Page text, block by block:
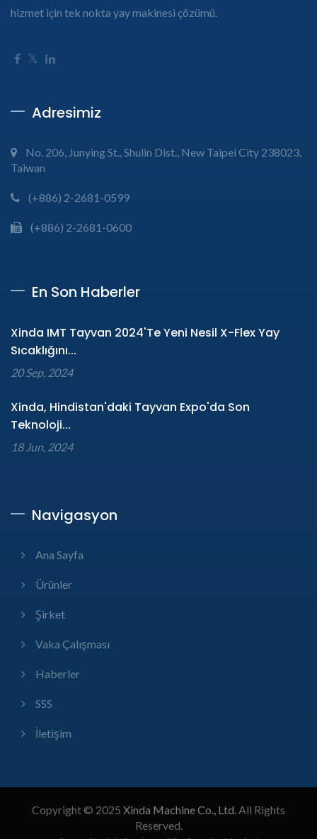
hizmet için tek nokta yay makinesi çözümü.
Adresimiz
No. 206, Junying St., Shulin Dist., New Taipei City 238023,
Taiwan
(+886) 2-2681-0599
(+886) 2-2681-0600
En Son Haberler
Xinda IMT Tayvan 2024'te Yeni Nesil X-Flex Yay
Sıcaklığını...
20 Sep, 2024
Xinda, Hindistan'daki Tayvan Expo'da Son
Teknoloji...
18 Jun, 2024
Navigasyon
Ana Sayfa
Ürünler
Şirket
Vaka Çalışması
Haberler
SSS
İletişim
Copyright © 2025 Xinda Machine Co., Ltd. All Rights
Reserved.